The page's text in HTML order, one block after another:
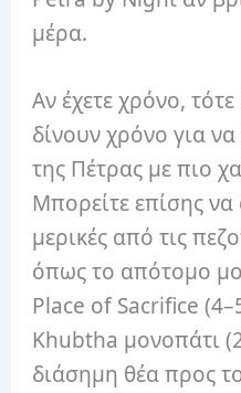
μέρα.
Αν έχετε χρόνο,
δίνουν χρόνο για να
της Πέτρας με πιο
Μπορείτε επίσης να
μερικές από τις
όπως το απότομο
Place of Sacrifice
Khubtha μονοπάτι
διάσημη θέα προς